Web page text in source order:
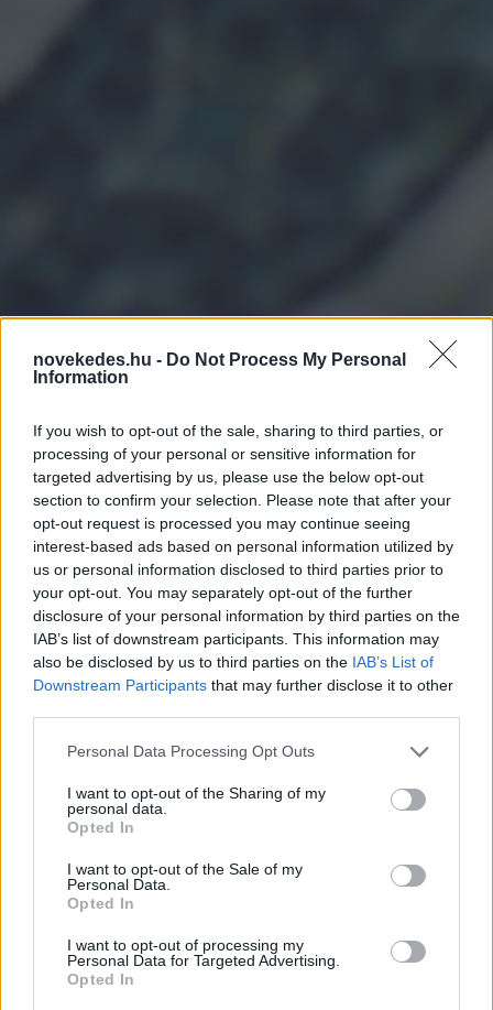
novekedes.hu - Do Not Process My Personal
Information
If you wish to opt-out of the sale, sharing to third parties, or
processing of your personal or sensitive information for
targeted advertising by us, please use the below opt-out
section to confirm your selection. Please note that after your
opt-out request is processed you may continue seeing
interest-based ads based on personal information utilized by
us or personal information disclosed to third parties prior to
your opt-out. You may separately opt-out of the further
disclosure of your personal information by third parties on the
IAB’s list of downstream participants. This information may
also be disclosed by us to third parties on the IAB’s List of
Downstream Participants that may further disclose it to other
Please note that this website/app uses one or more Google
not limited to your visit or usage behaviour. You may click to
grant or deny consent to Google and its third-party tags to
use your data for below specified purposes in below Google
consent section.
Personal Data Processing Opt Outs
I want to opt-out of the Sharing of my
personal data.
Opted In
I want to opt-out of the Sale of my
Personal Data.
Opted In
I want to opt-out of processing my
Personal Data for Targeted Advertising.
Opted In
Sok a kamatteher, de a
kifizetések zöme hazai
szereplőknek megy
2024. DEC. 6.
A 2025. évi magyar költségvetés
finanszírozási helyzete stabil, az új
gazdaságpolitikai akcióterv
megvalósításához szükséges források
maradéktalanul rendelkezésre állnak, és
minden esély megvan arra, hogy a gazdaság
növekedése magasabb fokozatba
a Pénzügyminisztérium (PM)